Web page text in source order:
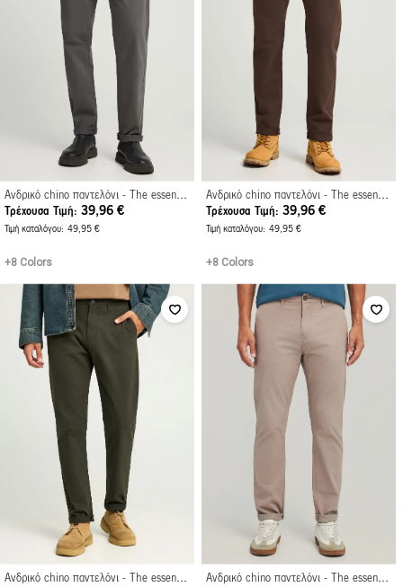
Τρέχουσα Τιμή
39,96 €
Τιμή καταλόγου 49,95 €
+8 Colors
Τρέχουσα Τιμή
39,96 €
Τιμή καταλόγου 49,95 €
+8 Colors
Ανδρικό chino παντελόνι - The essentials
Ανδρικό chino παντελόνι - The essentials